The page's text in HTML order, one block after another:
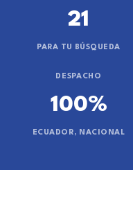
21
PARA TU BÚSQUEDA
DESPACHO
100%
ECUADOR, NACIONAL